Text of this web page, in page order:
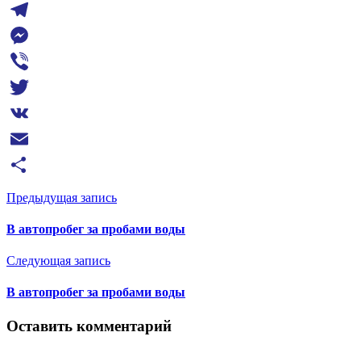
WhatsApp
Telegram
Messenger
Viber
Twitter
VK
Email
Отправить
Предыдущая запись
В автопробег за пробами воды
Следующая запись
В автопробег за пробами воды
Оставить комментарий